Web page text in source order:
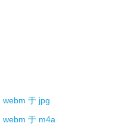
webm 于 jpg
webm 于 m4a